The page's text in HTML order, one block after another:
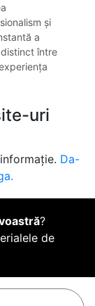
și
a
între
uri
Da-
?
de